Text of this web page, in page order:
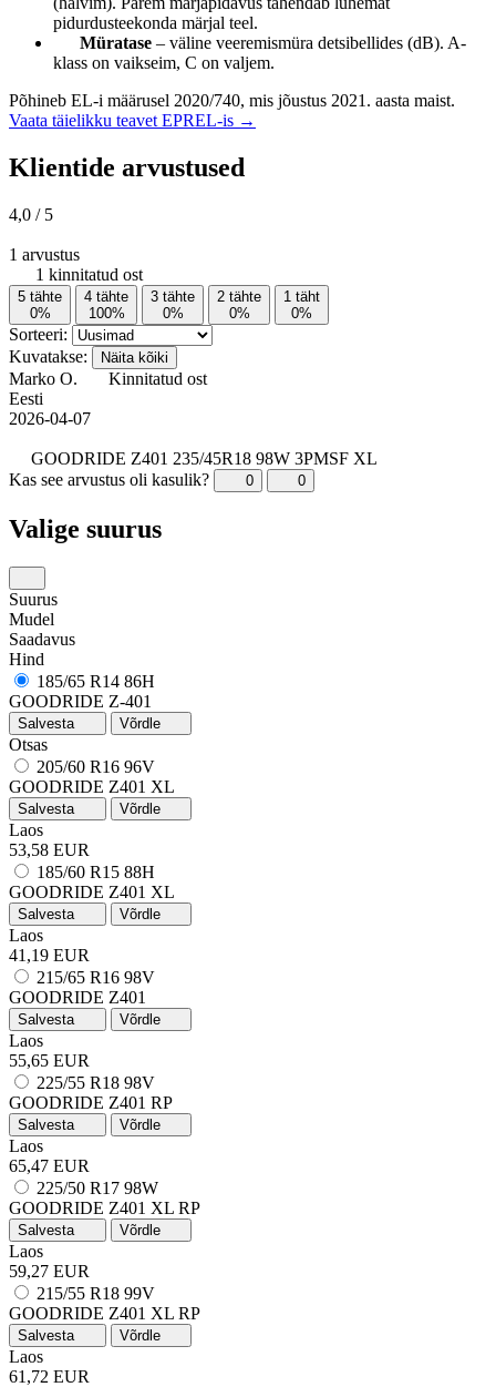
pidurdusteekonda märjal teel.
Müratase – väline veeremismüra detsibellides (dB). A-
klass on vaikseim, C on valjem.
Põhineb EL-i määrusel 2020/740, mis jõustus 2021. aasta maist.
Vaata täielikku teavet EPREL-is →
Klientide arvustused
4,0 / 5
1 arvustus
1 kinnitatud ost
5 tähte
0%
4 tähte
100%
3 tähte
0%
2 tähte
0%
1 täht
0%
Sorteeri:
Kuvatakse:
Näita kõiki
Marko O.
Kinnitatud ost
Eesti
2026-04-07
GOODRIDE Z401 235/45R18 98W 3PMSF XL
Kas see arvustus oli kasulik?
0 0
Valige suurus
Suurus
Mudel
Saadavus
Hind
185/65 R14 86H
GOODRIDE Z-401
Salvesta Võrdle
Otsas
205/60 R16 96V
GOODRIDE Z401 XL
Salvesta Võrdle
Laos
53,58 EUR
185/60 R15 88H
GOODRIDE Z401 XL
Salvesta Võrdle
Laos
41,19 EUR
215/65 R16 98V
GOODRIDE Z401
Salvesta Võrdle
Laos
55,65 EUR
225/55 R18 98V
GOODRIDE Z401 RP
Salvesta Võrdle
Laos
65,47 EUR
225/50 R17 98W
GOODRIDE Z401 XL RP
Salvesta Võrdle
Laos
59,27 EUR
215/55 R18 99V
GOODRIDE Z401 XL RP
Salvesta Võrdle
Laos
61,72 EUR